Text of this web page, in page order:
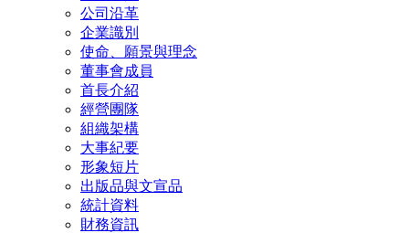
公司沿革
企業識別
使命、願景與理念
董事會成員
首長介紹
經營團隊
組織架構
大事紀要
形象短片
出版品與文宣品
統計資料
財務資訊